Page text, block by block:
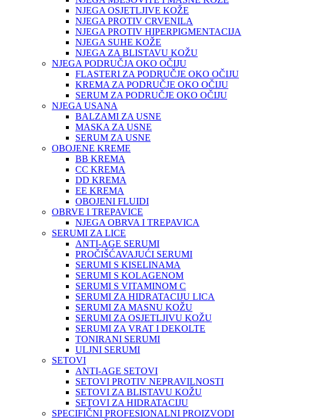
NJEGA OSJETLJIVE KOŽE
NJEGA PROTIV CRVENILA
NJEGA PROTIV HIPERPIGMENTACIJA
NJEGA SUHE KOŽE
NJEGA ZA BLISTAVU KOŽU
NJEGA PODRUČJA OKO OČIJU
FLASTERI ZA PODRUČJE OKO OČIJU
KREMA ZA PODRUČJE OKO OČIJU
SERUM ZA PODRUČJE OKO OČIJU
NJEGA USANA
BALZAMI ZA USNE
MASKA ZA USNE
SERUM ZA USNE
OBOJENE KREME
BB KREMA
CC KREMA
DD KREMA
EE KREMA
OBOJENI FLUIDI
OBRVE I TREPAVICE
NJEGA OBRVA I TREPAVICA
SERUMI ZA LICE
ANTI-AGE SERUMI
PROČIŠĆAVAJUĆI SERUMI
SERUMI S KISELINAMA
SERUMI S KOLAGENOM
SERUMI S VITAMINOM C
SERUMI ZA HIDRATACIJU LICA
SERUMI ZA MASNU KOŽU
SERUMI ZA OSJETLJIVU KOŽU
SERUMI ZA VRAT I DEKOLTE
TONIRANI SERUMI
ULJNI SERUMI
SETOVI
ANTI-AGE SETOVI
SETOVI PROTIV NEPRAVILNOSTI
SETOVI ZA BLISTAVU KOŽU
SETOVI ZA HIDRATACIJU
SPECIFIČNI PROFESIONALNI PROIZVODI